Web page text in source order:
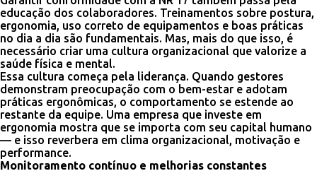
educação dos colaboradores. Treinamentos sobre postura,
ergonomia, uso correto de equipamentos e boas práticas
no dia a dia são fundamentais. Mas, mais do que isso, é
necessário criar uma cultura organizacional que valorize a
saúde física e mental.
Essa cultura começa pela liderança. Quando gestores
demonstram preocupação com o bem-estar e adotam
práticas ergonômicas, o comportamento se estende ao
restante da equipe. Uma empresa que investe em
ergonomia mostra que se importa com seu capital humano
— e isso reverbera em clima organizacional, motivação e
performance.
Monitoramento contínuo e melhorias constantes